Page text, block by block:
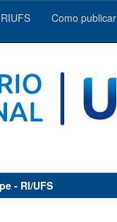
Como publicar
- RI/UFS